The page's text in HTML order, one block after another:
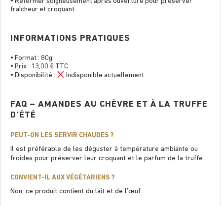
fraîcheur et croquant.
INFORMATIONS PRATIQUES
• Format : 80g
• Prix : 13,00 € TTC
• Disponibilité :
Indisponible actuellement
FAQ – AMANDES AU CHÈVRE ET À LA TRUFFE
D’ÉTÉ
PEUT-ON LES SERVIR CHAUDES ?
Il est préférable de les déguster à température ambiante ou
froides pour préserver leur croquant et le parfum de la truffe.
CONVIENT-IL AUX VÉGÉTARIENS ?
Non, ce produit contient du lait et de l’œuf.